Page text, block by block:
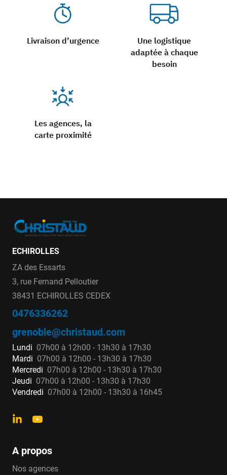
Livraison d’urgence
Une logistique
adaptée à chaque
besoin
Les agences, la
carte proximité
ECHIROLLES
ZA des Essarts
3, rue Fernand Pelloutier
38431 ECHIROLLES CEDEX
0476336262
grenoble@christaud.com
Lundi 07h00 à 12h00 - 13h30 à 17h30
Mardi 07h00 à 12h00 - 13h30 à 17h30
Mercredi 07h00 à 12h00 - 13h30 à 17h30
Jeudi 07h00 à 12h00 - 13h30 à 17h30
Vendredi 07h00 à 12h00 - 13h30 à 16h45
A propos
Nos agences